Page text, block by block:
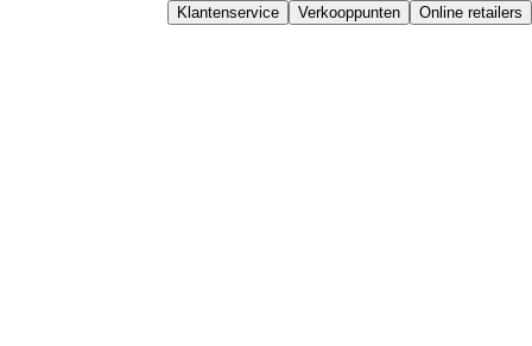
Klantenservice Verkooppunten Online retailers